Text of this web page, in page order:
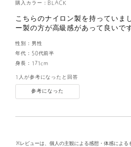
購入カラー：BLACK
こちらのナイロン製を持っていま
ー製の方が高級感があって良いです
性別： 男性
年代： 50代前半
身長： 171cm
1人が参考になったと回答
参考になった
※レビューは、個人の主観による感想・体感による